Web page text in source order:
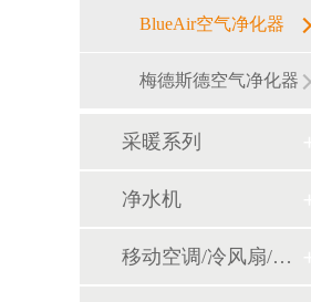
BlueAir空气净化器
梅德斯德空气净化器
采暖系列
净水机
移动空调/冷风扇/风幕机